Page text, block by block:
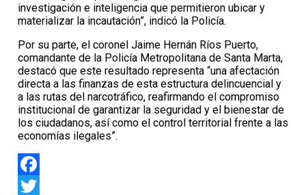
investigación e inteligencia que permitieron ubicar y
materializar la incautación”, indicó la Policía.
Por su parte, el coronel Jaime Hernán Ríos Puerto,
comandante de la Policía Metropolitana de Santa Marta,
destacó que este resultado representa “una afectación
directa a las finanzas de esta estructura delincuencial y
a las rutas del narcotráfico, reafirmando el compromiso
institucional de garantizar la seguridad y el bienestar de
los ciudadanos, así como el control territorial frente a las
economías ilegales”.
Facebook